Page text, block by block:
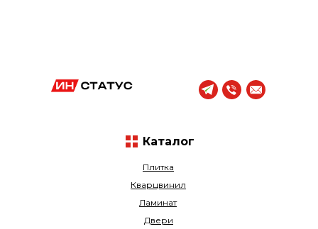
Плитка
Кварцвинил
Ламинат
Двери
Каталог